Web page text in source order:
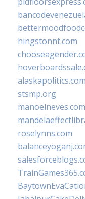
hingstonnt.com
alaskapolitics.com
stsmp.org
manoelneves.com
roselynns.com